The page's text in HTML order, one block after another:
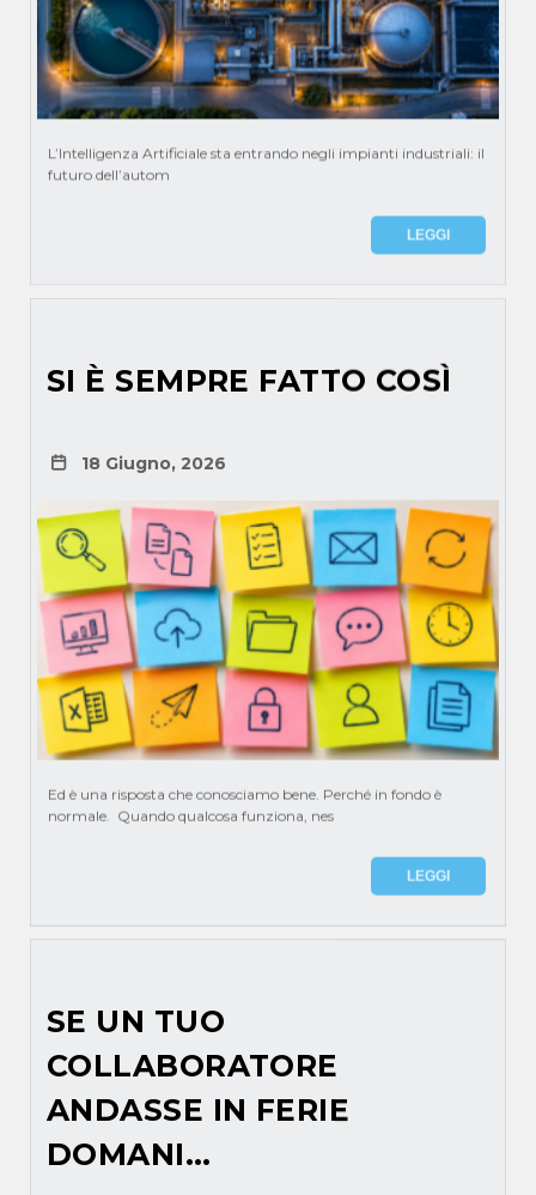
L’Intelligenza Artificiale sta entrando negli impianti industriali: il
futuro dell’autom
LEGGI
SI È SEMPRE FATTO COSÌ
18 Giugno, 2026
Ed è una risposta che conosciamo bene. Perché in fondo è
normale. Quando qualcosa funziona, nes
LEGGI
SE UN TUO
COLLABORATORE
ANDASSE IN FERIE
DOMANI…